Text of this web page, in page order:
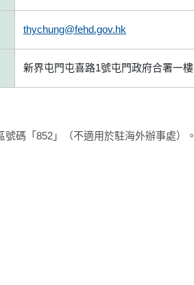
thychung@fehd.gov.hk
新界屯門屯喜路1號屯門政府合署一樓
碼「852」（不適用於駐海外辦事處）。